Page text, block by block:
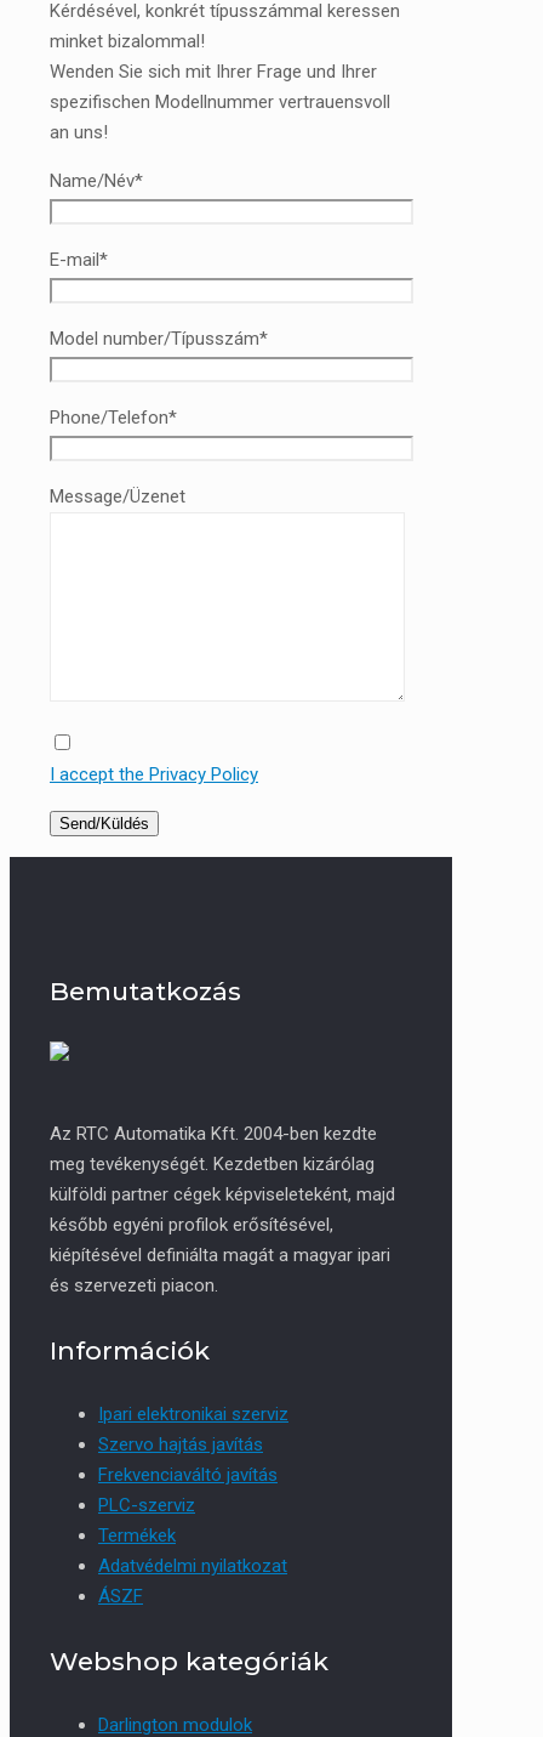
Kérdésével, konkrét típusszámmal keressen
minket bizalommal!
Wenden Sie sich mit Ihrer Frage und Ihrer
spezifischen Modellnummer vertrauensvoll
an uns!
Name/Név*
E-mail*
Model number/Típusszám*
Phone/Telefon*
Message/Üzenet
I accept the Privacy Policy
Bemutatkozás
Az RTC Automatika Kft. 2004-ben kezdte
meg tevékenységét. Kezdetben kizárólag
külföldi partner cégek képviseleteként, majd
később egyéni profilok erősítésével,
kiépítésével definiálta magát a magyar ipari
és szervezeti piacon.
Információk
Ipari elektronikai szerviz
Szervo hajtás javítás
Frekvenciaváltó javítás
PLC-szerviz
Termékek
Adatvédelmi nyilatkozat
ÁSZF
Webshop kategóriák
Darlington modulok